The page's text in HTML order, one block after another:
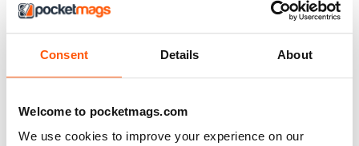
Consent Details About
Welcome to pocketmags.com
We use cookies to improve your experience on our
GT PORSCHE
Keep up the good work - your mag is an enjoyable